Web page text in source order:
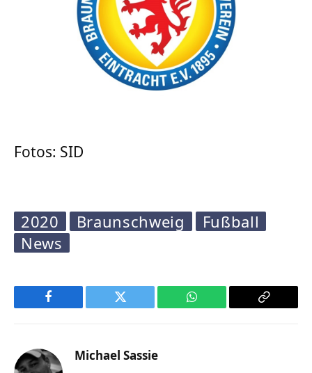
Fotos: SID
2020 Braunschweig
Fußball
News
Facebook Twitter WhatsApp
Copy
Michael Sassie